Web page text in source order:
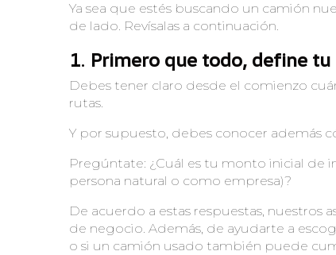
Ya sea que estés buscando un camión
de lado. Revísalas a continuación.
1. Primero que todo, define tu
Debes tener claro desde el comienzo
rutas.
Y por supuesto, debes conocer además
Pregúntate: ¿Cuál es tu monto inicial de
persona natural o como empresa)?
De acuerdo a estas respuestas,
de negocio. Además, de ayudarte a
o si un camión usado también puede